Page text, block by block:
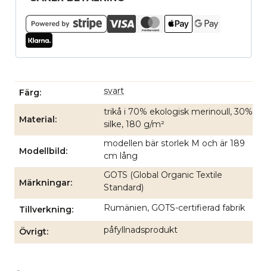
Färg svart
Material
trikå i 70% ekologisk merinoull, 30%
silke, 180 g/m²
Modellbild
modellen bär storlek M och är 189
cm lång
Märkningar
GOTS (Global Organic Textile
Standard)
Tillverkning Rumänien, GOTS-certifierad fabrik
Övrigt påfyllnadsprodukt